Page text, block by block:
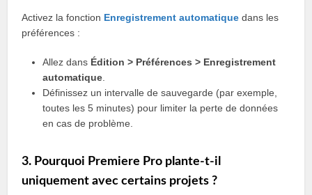
Activez la fonction Enregistrement automatique dans les
préférences :
Allez dans Édition > Préférences > Enregistrement
automatique
Définissez un intervalle de sauvegarde (par exemple,
toutes les 5 minutes) pour limiter la perte de données
en cas de problème.
3. Pourquoi Premiere Pro plante-t-il
uniquement avec certains projets ?